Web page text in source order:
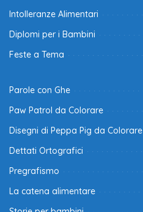
Intolleranze Alimentari
Diplomi per i Bambini
Feste a Tema
Parole con Ghe
Paw Patrol da Colorare
Disegni di Peppa Pig da Colorare
Dettati Ortografici
Pregrafismo
La catena alimentare